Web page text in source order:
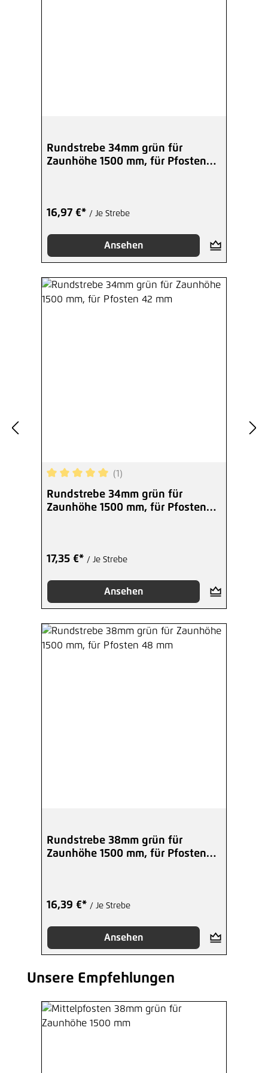
Rundstrebe 34mm grün für
Zaunhöhe 1500 mm, für Pfosten
16,97 €* / Je Strebe
Ansehen
Durchschnittliche Bewertung von 5 von 5
(1)
Rundstrebe 34mm grün für
Zaunhöhe 1500 mm, für Pfosten
17,35 €* / Je Strebe
Ansehen
Rundstrebe 38mm grün für
Zaunhöhe 1500 mm, für Pfosten
16,39 €* / Je Strebe
Ansehen
Produktgalerie überspringen
Unsere Empfehlungen